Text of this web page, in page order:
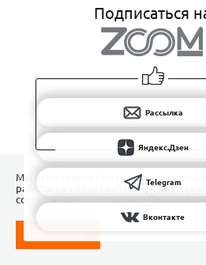
Подписаться
Рассылка
Яндекс.Дзен
Telegram
Вконтакте
Мы используем Сookies для
работы на нашем сайте. Продолжая
соглашаетесь с условиями
ПОНЯТНО